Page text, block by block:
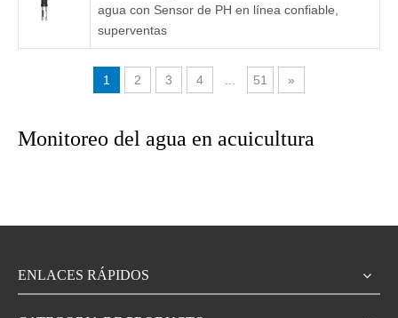
agua con Sensor de PH en línea confiable,
superventas
1 2 3 4 51 »
Monitoreo del agua en acuicultura
ENLACES RÁPIDOS